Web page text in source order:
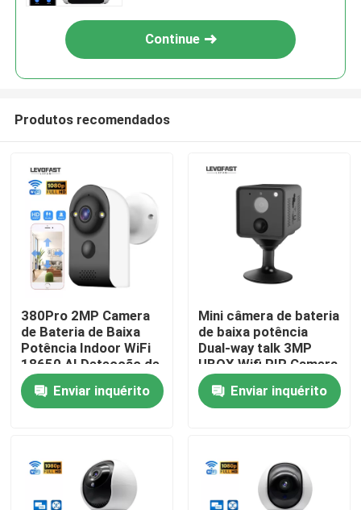
Para casa
Vídeos
Continue
Produtos recomendados
380Pro 2MP Camera
de Bateria de Baixa
Potência Indoor WiFi
18650 AI Detecção de
Movimento Inteligente
Câmera de Vigilância
Doméstica
Enviar inquérito
Mini câmera de bateria
de baixa potência
Dual-way talk 3MP
UBOX Wifi PIR Camera
Câmera de Segurança
DomésticaEnviar inquérito